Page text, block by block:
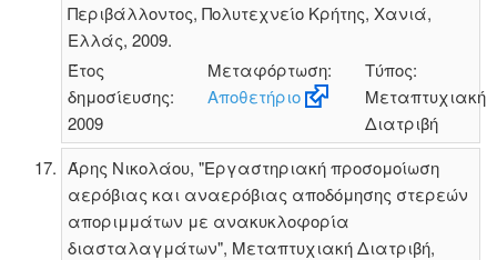
Περιβάλλοντος, Πολυτεχνείο Κρήτης, Χανιά,
Ελλάς, 2009.
Έτος
δημοσίευσης:
2009
Μεταφόρτωση:
Αποθετήριο
Τύπος:
Μεταπτυχιακή
Διατριβή
Άρης Νικολάου, "Εργαστηριακή προσομοίωση
αερόβιας και αναερόβιας αποδόμησης στερεών
αποριμμάτων με ανακυκλοφορία
διασταλαγμάτων", Μεταπτυχιακή Διατριβή,